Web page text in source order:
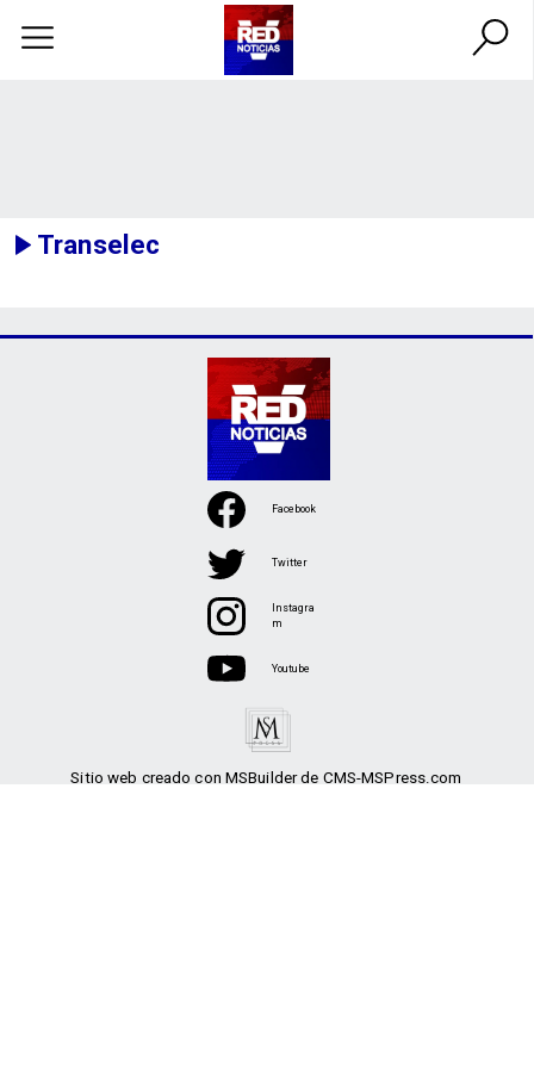
Transelec
Sitio web creado con MSBuilder de CMS-MSPress.com
Facebook
Twitter
Instagra
m
Youtube